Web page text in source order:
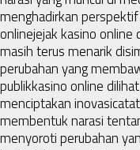
menghadirkan
onlinejejak kasino online
masih terus menarik
perubahan yang
publikkasino online
menciptakan inovasi
membentuk narasi
menyoroti perubahan